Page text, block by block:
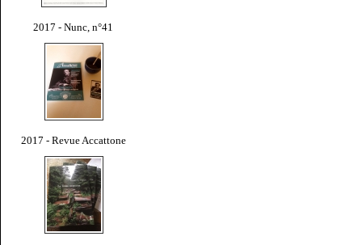
2017 - Nunc, n°41
2017 - Revue Accattone